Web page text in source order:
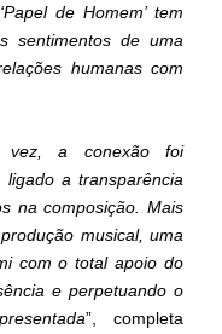
de Homem’ tem
sentimentos de uma
humanas com
vez, a conexão foi
a transparência
na composição. Mais
musical, uma
com o total apoio do
e perpetuando o
”, completa